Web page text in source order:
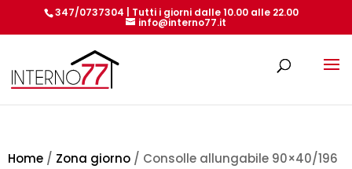
347/0737304 | Tutti i giorni dalle 10.00 alle 22.00
info@interno77.it
Home / Zona giorno / Consolle allungabile 90×40/196